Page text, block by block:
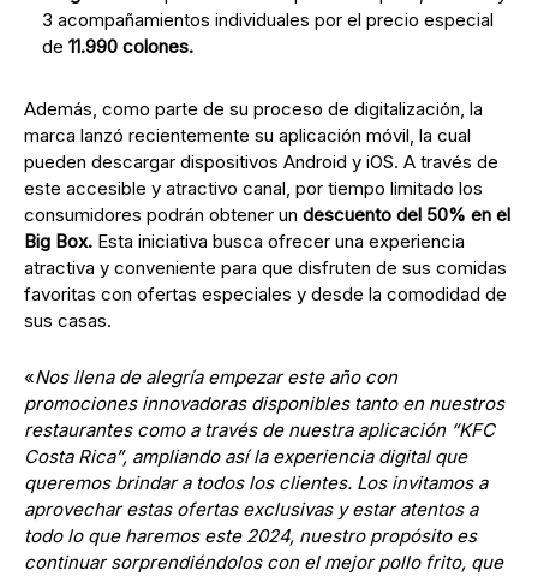
3 acompañamientos individuales por el precio especial
de 11.990 colones.
Además, como parte de su proceso de digitalización, la
marca lanzó recientemente su aplicación móvil, la cual
pueden descargar dispositivos Android y iOS. A través de
este accesible y atractivo canal, por tiempo limitado los
consumidores podrán obtener un descuento del 50% en el
Big Box. Esta iniciativa busca ofrecer una experiencia
atractiva y conveniente para que disfruten de sus comidas
favoritas con ofertas especiales y desde la comodidad de
sus casas.
«Nos llena de alegría empezar este año con
promociones innovadoras disponibles tanto en nuestros
restaurantes como a través de nuestra aplicación “KFC
Costa Rica”, ampliando así la experiencia digital que
queremos brindar a todos los clientes. Los invitamos a
aprovechar estas ofertas exclusivas y estar atentos a
todo lo que haremos este 2024, nuestro propósito es
continuar sorprendiéndolos con el mejor pollo frito, que